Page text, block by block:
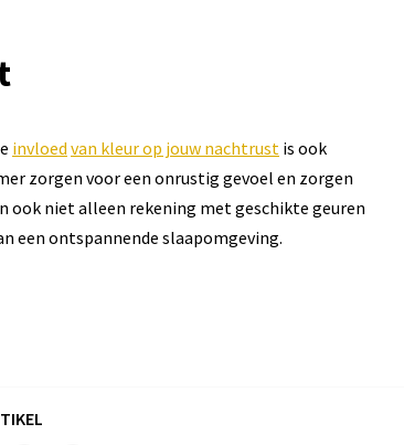
invloed van kleur op jouw nachtrust is ook
zorgen voor een onrustig gevoel en zorgen
ook niet alleen rekening met geschikte geuren
een ontspannende slaapomgeving.